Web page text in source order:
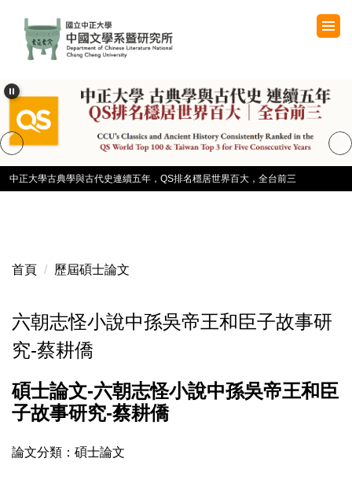
內
區
中正大學古典學與古代史連續五年，QS排名穩居世界百大，全台前三
首頁 歷屆碩士論文
六朝志怪小說中孫吳帝王和臣子故事研
究-蔡耕僑
碩士論文-六朝志怪小說中孫吳帝王和臣
子故事研究-蔡耕僑
論文分類：碩士論文